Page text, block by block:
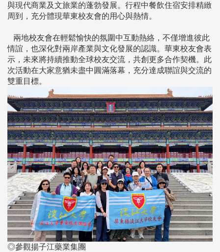
與現代商業及文旅業的蓬勃發展。行程中餐飲住宿安排精緻
周到，充分體現華東校友會的用心與熱情。
兩地校友會在輕鬆愉快的氛圍中互動熱絡，不僅增進彼此
情誼，也深化對兩岸產業與文化發展的認識。華東校友會表
示，未來將持續推動全球校友交流，共創更多合作契機。此
次活動在大家意猶未盡中圓滿落幕，充分達成聯誼與交流的
雙重目標。
◎參觀揚子江藥業集團